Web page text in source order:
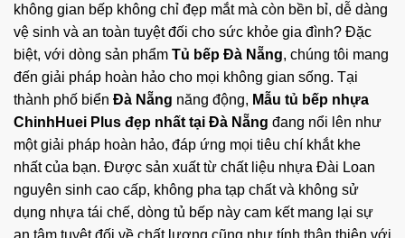
không gian bếp không chỉ đẹp mắt mà còn bền bỉ, dễ dàng
vệ sinh và an toàn tuyệt đối cho sức khỏe gia đình? Đặc
biệt, với dòng sản phẩm Tủ bếp Đà Nẵng, chúng tôi mang
đến giải pháp hoàn hảo cho mọi không gian sống. Tại
thành phố biển Đà Nẵng năng động, Mẫu tủ bếp nhựa
ChinhHuei Plus đẹp nhất tại Đà Nẵng đang nổi lên như
một giải pháp hoàn hảo, đáp ứng mọi tiêu chí khắt khe
nhất của bạn. Được sản xuất từ chất liệu nhựa Đài Loan
nguyên sinh cao cấp, không pha tạp chất và không sử
dụng nhựa tái chế, dòng tủ bếp này cam kết mang lại sự
an tâm tuyệt đối về chất lượng cũng như tính thân thiện với